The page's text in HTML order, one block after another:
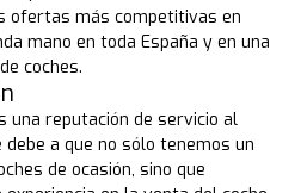
ofertas más competitivas en
mano en toda España y en una
coches.
una reputación de servicio al
a que no sólo tenemos un
de ocasión, sino que